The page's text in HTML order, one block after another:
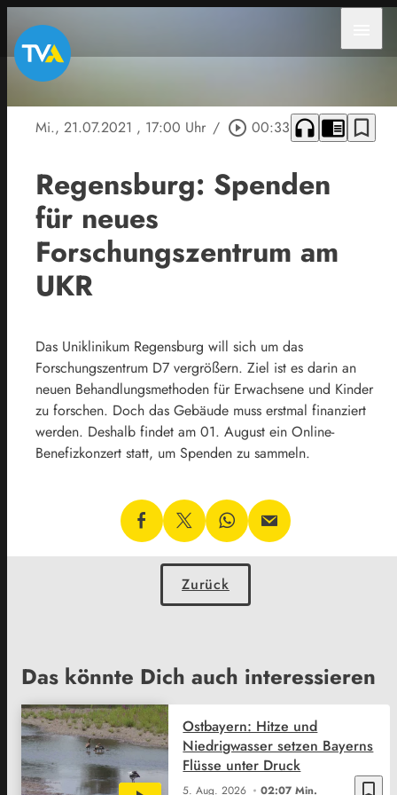
Mi., 21.07.2021 , 17:00 Uhr / play_circle_outline 00:33 headphones chrome_reader_mode bookmark_border
Regensburg: Spenden
für neues
Forschungszentrum am
UKR
Das Uniklinikum Regensburg will sich um das
Forschungszentrum D7 vergrößern. Ziel ist es darin an
neuen Behandlungsmethoden für Erwachsene und Kinder
zu forschen. Doch das Gebäude muss erstmal finanziert
werden. Deshalb findet am 01. August ein Online-
Benefizkonzert statt, um Spenden zu sammeln.
Zurück
Das könnte Dich auch interessieren
bookmark_border
5. Aug. 2026 02:07 Min.
Ostbayern: Hitze und
Niedrigwasser setzen Bayerns
Flüsse unter Druck